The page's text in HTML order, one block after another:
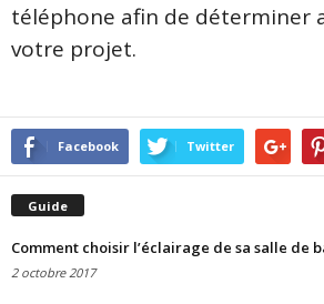
téléphone afin de déterminer
votre projet.
Facebook Twitter
Guide
Comment choisir l’éclairage de sa salle de
2 octobre 2017